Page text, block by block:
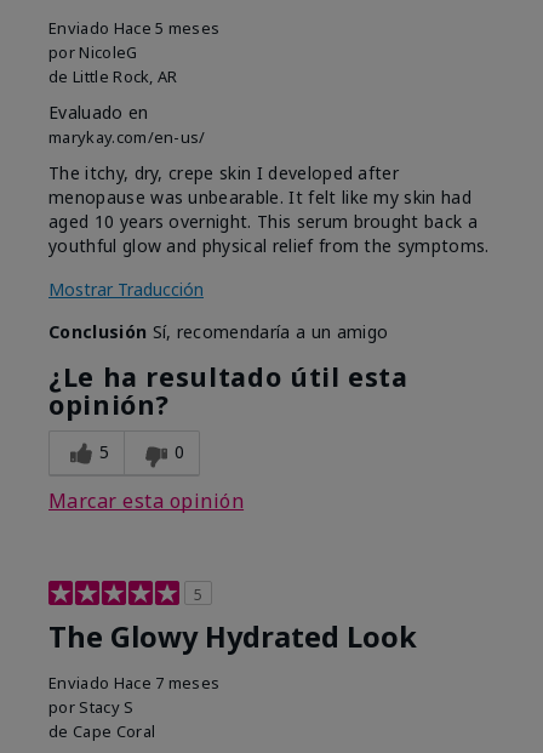
Enviado Hace 5 meses
por NicoleG
de Little Rock, AR
Evaluado en
marykay.com/en-us/
The itchy, dry, crepe skin I developed after
menopause was unbearable. It felt like my skin had
aged 10 years overnight. This serum brought back a
youthful glow and physical relief from the symptoms.
Mostrar Traducción
Conclusión Sí, recomendaría a un amigo
¿Le ha resultado útil esta
opinión?
5 0
Marcar esta opinión
5
The Glowy Hydrated Look
Enviado Hace 7 meses
por Stacy S
de Cape Coral